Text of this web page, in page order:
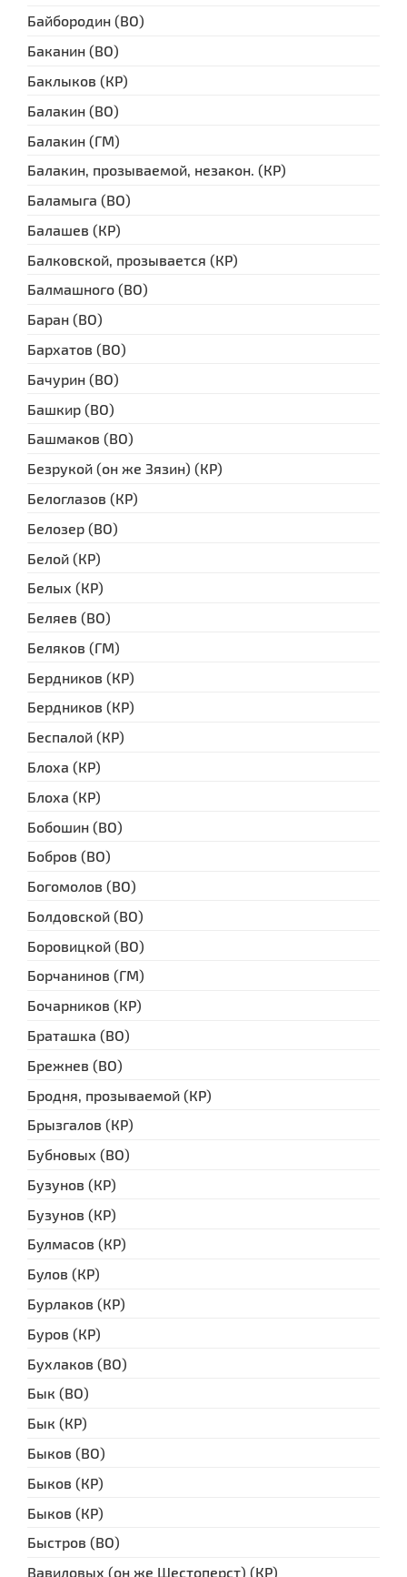
Байбородин (ВО)
Баканин (ВО)
Баклыков (КР)
Балакин (ВО)
Балакин (ГМ)
Балакин, прозываемой, незакон. (КР)
Баламыга (ВО)
Балашев (КР)
Балковской, прозывается (КР)
Балмашного (ВО)
Баран (ВО)
Бархатов (ВО)
Бачурин (ВО)
Башкир (ВО)
Башмаков (ВО)
Безрукой (он же Зязин) (КР)
Белоглазов (КР)
Белозер (ВО)
Белой (КР)
Белых (КР)
Беляев (ВО)
Беляков (ГМ)
Бердников (КР)
Бердников (КР)
Беспалой (КР)
Блоха (КР)
Блоха (КР)
Бобошин (ВО)
Бобров (ВО)
Богомолов (ВО)
Болдовской (ВО)
Боровицкой (ВО)
Борчанинов (ГМ)
Бочарников (КР)
Браташка (ВО)
Брежнев (ВО)
Бродня, прозываемой (КР)
Брызгалов (КР)
Бубновых (ВО)
Бузунов (КР)
Бузунов (КР)
Булмасов (КР)
Булов (КР)
Бурлаков (КР)
Буров (КР)
Бухлаков (ВО)
Бык (ВО)
Бык (КР)
Быков (ВО)
Быков (КР)
Быков (КР)
Быстров (ВО)
Вавиловых (он же Шестоперст) (КР)